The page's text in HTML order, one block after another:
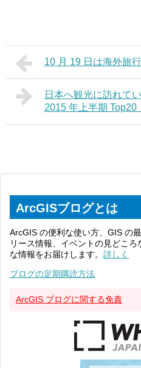
10 月 19 日は海外旅
日本へ観光に訪れて
2015 年上半期 Top20
ArcGISブログとは
ArcGIS の便利な使い方、GIS の
リース情報、イベントの見どこ
な情報をお届けします。 詳しく
ブログの定期購読方法
ArcGIS ブログに関する免責